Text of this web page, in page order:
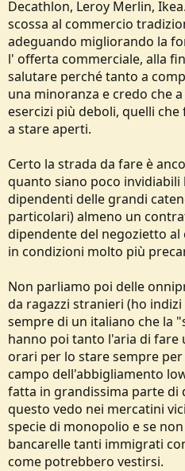
Decathlon, Leroy Merlin,
scossa al commercio
adeguando migliorando la
l' offerta commerciale, alla
salutare perché tanto a
una minoranza e credo che
esercizi più deboli, quelli
a stare aperti.
Certo la strada da fare è
quanto siano poco invidiabili
dipendenti delle grandi
particolari) almeno un
dipendente del negozietto
in condizioni molto più
Non parliamo poi delle
da ragazzi stranieri (ho indizi
sempre di un italiano che la
hanno poi tanto l'aria di fare
orari per lo stare sempre
campo dell'abbigliamento
fatta in grandissima parte di
questo vedo nei mercatini
specie di monopolio e se
bancarelle tanti immigrati
come potrebbero vestirsi.